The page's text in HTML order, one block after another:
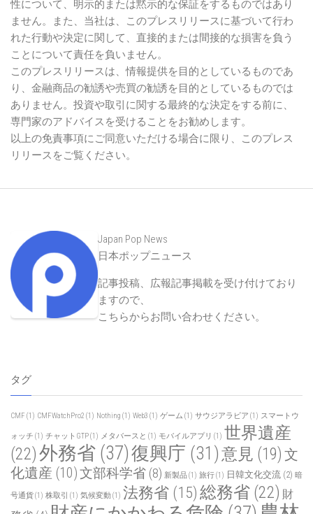
性について、明示的または黙示的な保証をするものではあり
ません。また、当社は、このプレスリリースに基づいて行わ
れた行動や決定に関して、直接的または間接的な損害を負う
ことについて責任を負いません。
このプレスリリースは、情報提供を目的としているものであ
り、金融商品の勧誘や売買の勧誘を目的としているものでは
ありません。投資や取引に関する最終的な決定をする前に、
専門家のアドバイスを受けることをお勧めします。
以上の免責事項にご同意いただける場合に限り、このプレス
リリースをご覧ください。
Japan Pop News
日本ポップニュース
記事投稿、広報記事掲載を受け付けており
ますので、
こちらからお問い合わせください。
タグ
CMF (1) CMFWatchPro2 (1) Nothing (1) Web3 (1) ゲーム (1) サウジアラビア (1) スマートウ
ォッチ (1) チャットGTP(1) メタバースと (1) モバイルアプリ (1) 世界遺産
(22)外務省 (37)復興庁 (31)意見 (19) 文
化遺産 (10)文部科学省 (8) 新製品(1) 旅行(1) 日韓文化交流 (2) 暗
号通貨(1) 株取引 (1) 気候変動(1) 法務省 (15) 総務省 (22) 財